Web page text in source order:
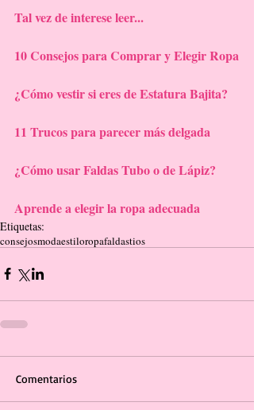
Tal vez de interese leer...
10 Consejos para Comprar y Elegir Ropa
¿Cómo vestir si eres de Estatura Bajita?
11 Trucos para parecer más delgada
¿Cómo usar Faldas Tubo o de Lápiz?
Aprende a elegir la ropa adecuada
Etiquetas:
consejosmodaestiloropafaldastios
Comentarios